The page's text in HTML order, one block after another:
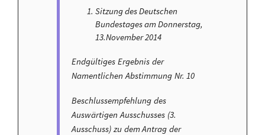
Sitzung des Deutschen
Bundestages am Donnerstag,
13.November 2014
Endgültiges Ergebnis der
Namentlichen Abstimmung Nr. 10
Beschlussempfehlung des
Auswärtigen Ausschusses (3.
Ausschuss) zu dem Antrag der